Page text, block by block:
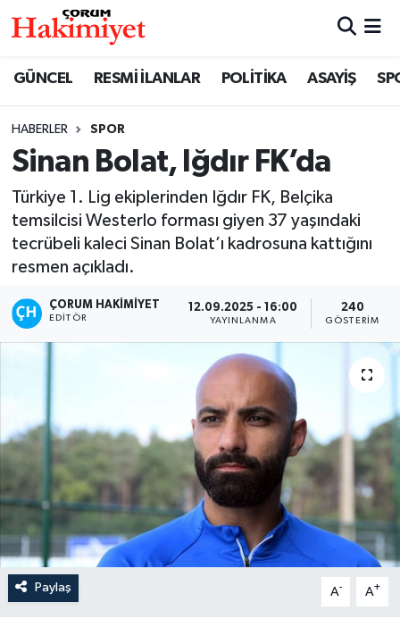
GÜNCEL RESMİ İLANLAR POLİTİKA ASAYİŞ
HABERLER SPOR
Sinan Bolat, Iğdır FK’da
Türkiye 1. Lig ekiplerinden Iğdır FK, Belçika
temsilcisi Westerlo forması giyen 37 yaşındaki
tecrübeli kaleci Sinan Bolat’ı kadrosuna kattığını
resmen açıkladı.
ÇORUM HAKIMIYET
EDITÖR
12.09.2025 - 16:00
YAYINLANMA
240
GÖSTERIM
Paylaş A- A+
SAĞLIK
ASAYİŞ
EKONOMİ
AKTÜEL
İLÇELER
OTOPARK
Nöbetçi Eczaneler
Çorum Namaz Vakitleri
Trafik Durumu
Süper Lig Puan Durumu ve Fikstür
Tüm Manşetler
Son Dakika Haberleri